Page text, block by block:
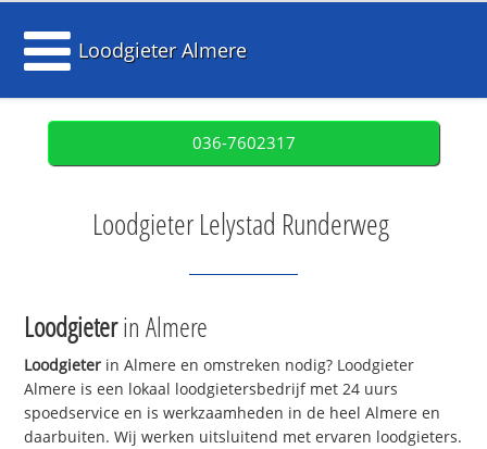
Loodgieter Almere
036-7602317
Loodgieter Lelystad Runderweg
Loodgieterin Almere
Loodgieter in Almere en omstreken nodig? Loodgieter
Almere is een lokaal loodgietersbedrijf met 24 uurs
spoedservice en is werkzaamheden in de heel Almere en
daarbuiten. Wij werken uitsluitend met ervaren loodgieters.